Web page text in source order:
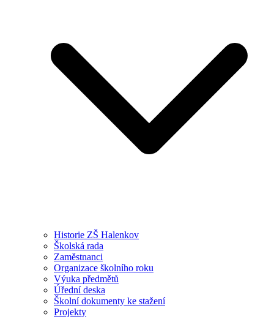
Historie ZŠ Halenkov
Školská rada
Zaměstnanci
Organizace školního roku
Výuka předmětů
Úřední deska
Školní dokumenty ke stažení
Projekty